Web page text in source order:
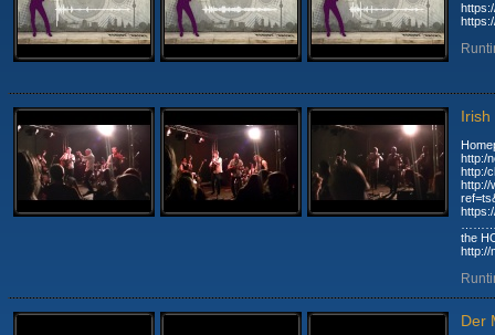
Irish
http:/
http:/
http://
the
http://
Der